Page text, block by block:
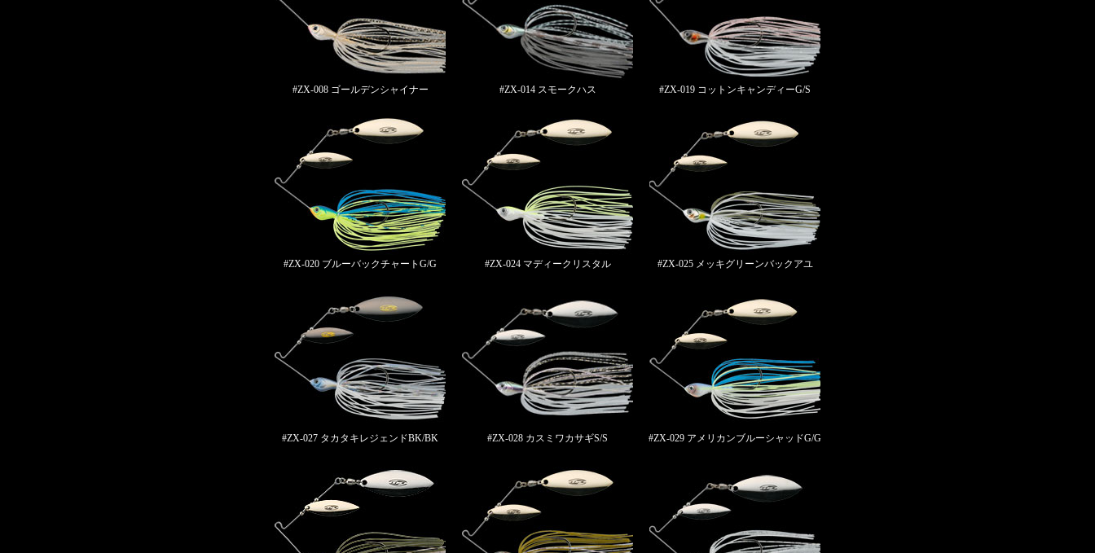
#ZX-008 ゴールデンシャイナー #ZX-014 スモークハス #ZX-019 コットンキャンディーG/S
#ZX-020 ブルーバックチャートG/G #ZX-024 マディークリスタル #ZX-025 メッキグリーンバックアユ
#ZX-027 タカタキレジェンドBK/BK #ZX-028 カスミワカサギS/S #ZX-029 アメリカンブルーシャッドG/G